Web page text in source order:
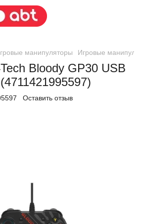
манипуляторы Игровые
Bloody GP30 USB
Оставить отзыв